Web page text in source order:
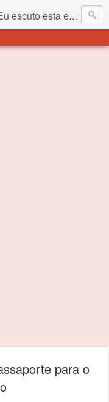
"saco de filó" desde criança. Para quem não sabe, filó é um tecido todo furadinho e permite que um saco feito com ele, mesmo que muito exposto ao ar soprado para dentro, nunca vai se encher. Aí está o propósito deste nome... Para viver em sociedade tem que ter saco de filó.
para o